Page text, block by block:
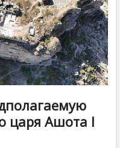
царя Ашота I